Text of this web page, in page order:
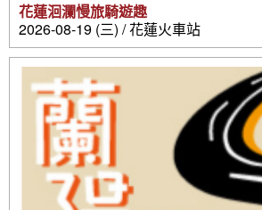
花蓮洄瀾慢旅騎遊趣
2026-08-19 (三) / 花蓮火車站